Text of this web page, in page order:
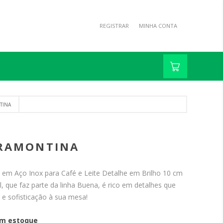
REGISTRAR MINHA CONTA
Aço Inox para Café e Leite Detalhe em Brilho 10 cm
que faz parte da linha Buena, é rico em detalhes que
sofisticação à sua mesa!
estoque